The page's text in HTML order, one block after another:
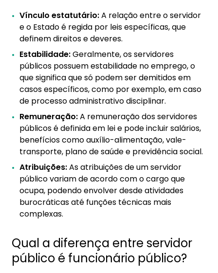
Vínculo estatutário:A relação entre o servidor
e o Estado é regida por leis específicas, que
definem direitos e deveres.
Estabilidade:Geralmente, os servidores
públicos possuem estabilidade no emprego, o
que significa que só podem ser demitidos em
casos específicos, como por exemplo, em caso
de processo administrativo disciplinar.
Remuneração:A remuneração dos servidores
públicos é definida em lei e pode incluir salários,
benefícios como auxílio-alimentação, vale-
transporte, plano de saúde e previdência social.
Atribuições:As atribuições de um servidor
público variam de acordo com o cargo que
ocupa, podendo envolver desde atividades
burocráticas até funções técnicas mais
complexas.
Qual a diferença entre servidor
público é funcionário público?